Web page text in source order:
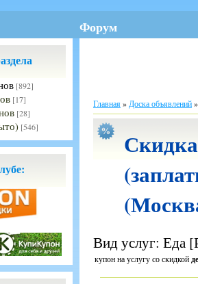
Форум
[892]
[17]
[28]
[546]
Главная» Доска объявлений
Вид услуг: Еда
купон на услугу со скидкой